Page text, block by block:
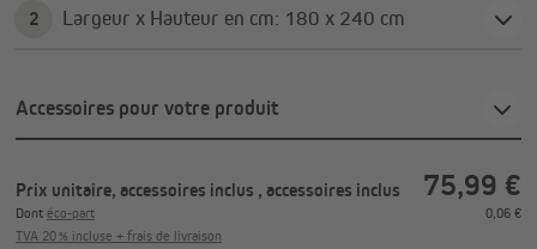
2 Largeur x Hauteur en cm: 180 x 240 cm
Accessoires pour votre produit
Prix unitaire, accessoires inclus , accessoires inclus 75,99 €
Dont éco-part
0,06 €
TVA 20 % incluse + frais de livraison